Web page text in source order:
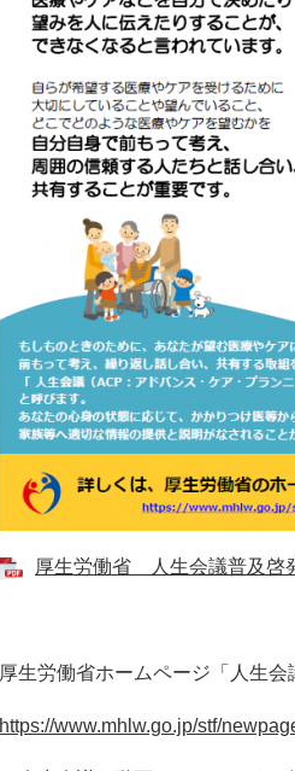
厚生労働省 人生会議普及啓
厚生労働省ホームページ「人生
https://www.mhlw.go.jp/stf/